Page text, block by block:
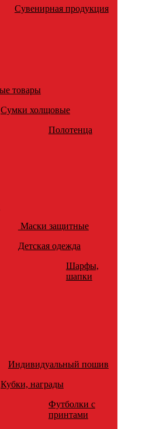
Сувенирная продукция
товары
Сумки холщовые
Полотенца
Маски защитные
Детская одежда
Шарфы,
шапки
Индивидуальный пошив
Кубки, награды
Футболки с
принтами